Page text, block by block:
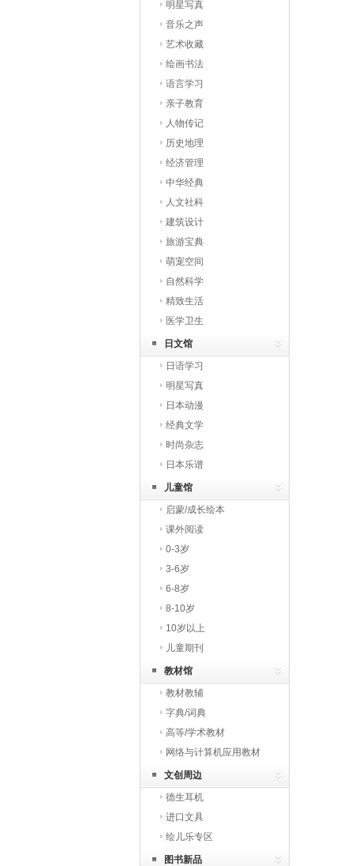
明星写真
音乐之声
艺术收藏
绘画书法
语言学习
亲子教育
人物传记
历史地理
经济管理
中华经典
人文社科
建筑设计
旅游宝典
萌宠空间
自然科学
精致生活
医学卫生
日文馆
日语学习
明星写真
日本动漫
经典文学
时尚杂志
日本乐谱
儿童馆
启蒙/成长绘本
课外阅读
0-3岁
3-6岁
6-8岁
8-10岁
10岁以上
儿童期刊
教材馆
教材教辅
字典/词典
高等/学术教材
网络与计算机应用教材
文创周边
德生耳机
进口文具
绘儿乐专区
图书新品